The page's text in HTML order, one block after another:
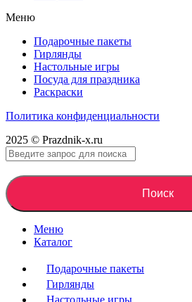
Меню
Подарочные пакеты
Гирлянды
Настольные игры
Посуда для праздника
Раскраски
Политика конфиденциальности
2025 © Prazdnik-x.ru
Поиск
Меню
Каталог
Подарочные пакеты
Гирлянды
Настольные игры